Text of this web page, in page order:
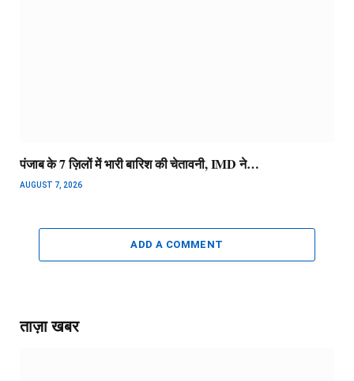
पंजाब के 7 ज़िलों में भारी बारिश की चेतावनी, IMD ने…
AUGUST 7, 2026
ADD A COMMENT
ताज़ा खबर